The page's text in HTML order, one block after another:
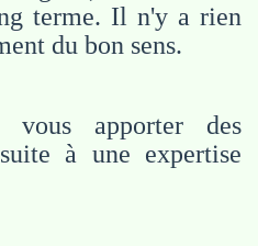
terme. Il n'y a rien
du bon sens.
apporter des
à une expertise